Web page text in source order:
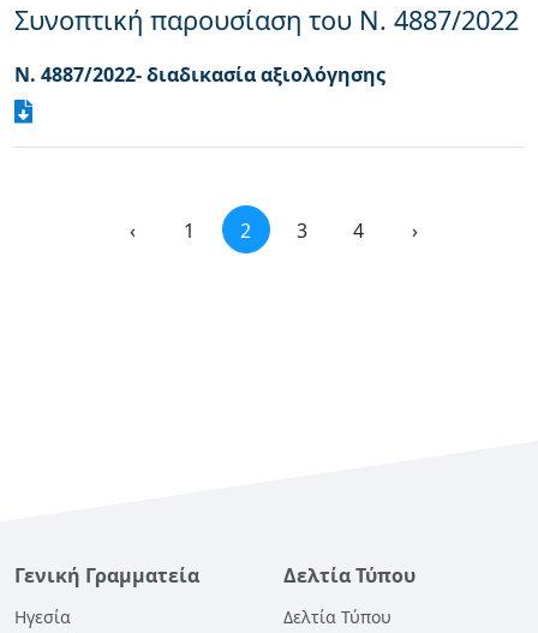
Συνοπτική παρουσίαση του Ν. 4887/2022
Ν. 4887/2022- διαδικασία αξιολόγησης
‹ 1 2 3 4 ›
Γενική Γραμματεία
Ηγεσία
Δελτία Τύπου
Δελτία Τύπου